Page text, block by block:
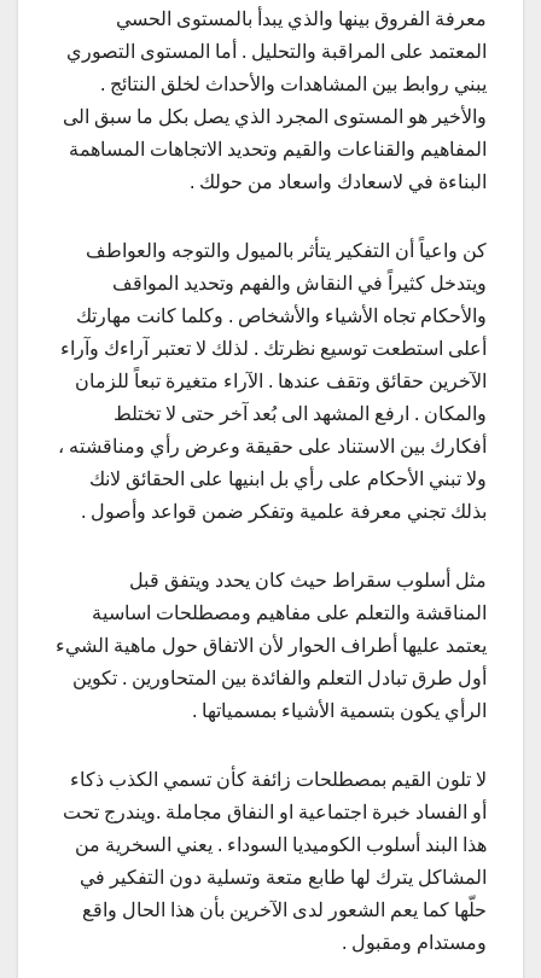
معرفة الفروق بينها والذي يبدأ بالمستوى الحسي
المعتمد على المراقبة والتحليل . أما المستوى التصوري
يبني روابط بين المشاهدات والأحداث لخلق النتائج .
والأخير هو المستوى المجرد الذي يصل بكل ما سبق الى
المفاهيم والقناعات والقيم وتحديد الاتجاهات المساهمة
البناءة في لاسعادك واسعاد من حولك .
كن واعياً أن التفكير يتأثر بالميول والتوجه والعواطف
ويتدخل كثيراً في النقاش والفهم وتحديد المواقف
والأحكام تجاه الأشياء والأشخاص . وكلما كانت مهارتك
أعلى استطعت توسيع نظرتك . لذلك لا تعتبر آراءك وآراء
الآخرين حقائق وتقف عندها . الآراء متغيرة تبعاً للزمان
والمكان . ارفع المشهد الى بُعد آخر حتى لا تختلط
أفكارك بين الاستناد على حقيقة وعرض رأي ومناقشته ،
ولا تبني الأحكام على رأي بل ابنيها على الحقائق لانك
بذلك تجني معرفة علمية وتفكر ضمن قواعد وأصول .
مثل أسلوب سقراط حيث كان يحدد ويتفق قبل
المناقشة والتعلم على مفاهيم ومصطلحات اساسية
يعتمد عليها أطراف الحوار لأن الاتفاق حول ماهية الشيء
أول طرق تبادل التعلم والفائدة بين المتحاورين . تكوين
الرأي يكون بتسمية الأشياء بمسمياتها .
لا تلون القيم بمصطلحات زائفة كأن تسمي الكذب ذكاء
أو الفساد خبرة اجتماعية او النفاق مجاملة .ويندرج تحت
هذا البند أسلوب الكوميديا السوداء . يعني السخرية من
المشاكل يترك لها طابع متعة وتسلية دون التفكير في
حلّها كما يعم الشعور لدى الآخرين بأن هذا الحال واقع
ومستدام ومقبول .